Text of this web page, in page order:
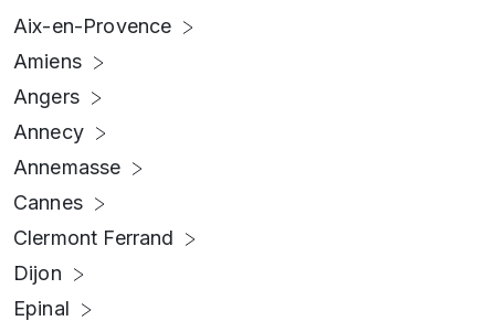
Aix-en-Provence
Amiens
Angers
Annecy
Annemasse
Cannes
Clermont Ferrand
Dijon
Epinal